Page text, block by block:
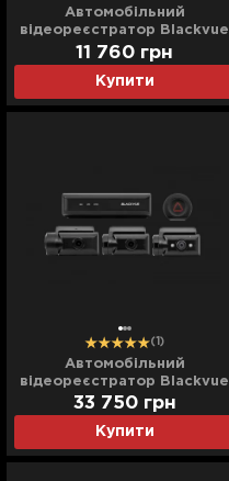
Автомобільний
відеореєстратор Blackvue
(DR 590 X-1CH) (UA)
Купити
11 760 грн
(1)
Автомобільний
відеореєстратор Blackvue
(DR770X-BOX) (UA)
Купити
33 750 грн